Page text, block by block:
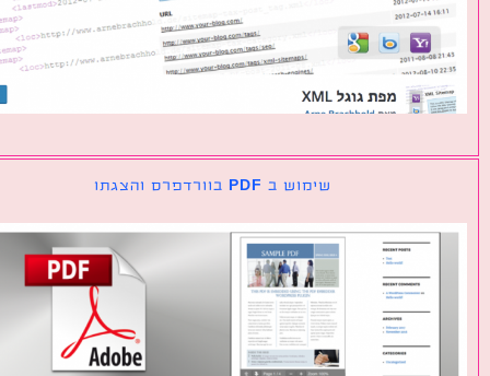
שימוש ב PDF בוורדפרס והצגתו